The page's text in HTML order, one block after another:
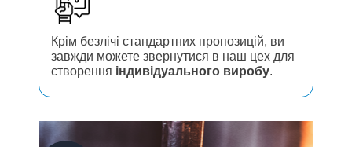
Крім безлічі стандартних пропозицій, ви
завжди можете звернутися в наш цех для
створення індивідуального виробу.